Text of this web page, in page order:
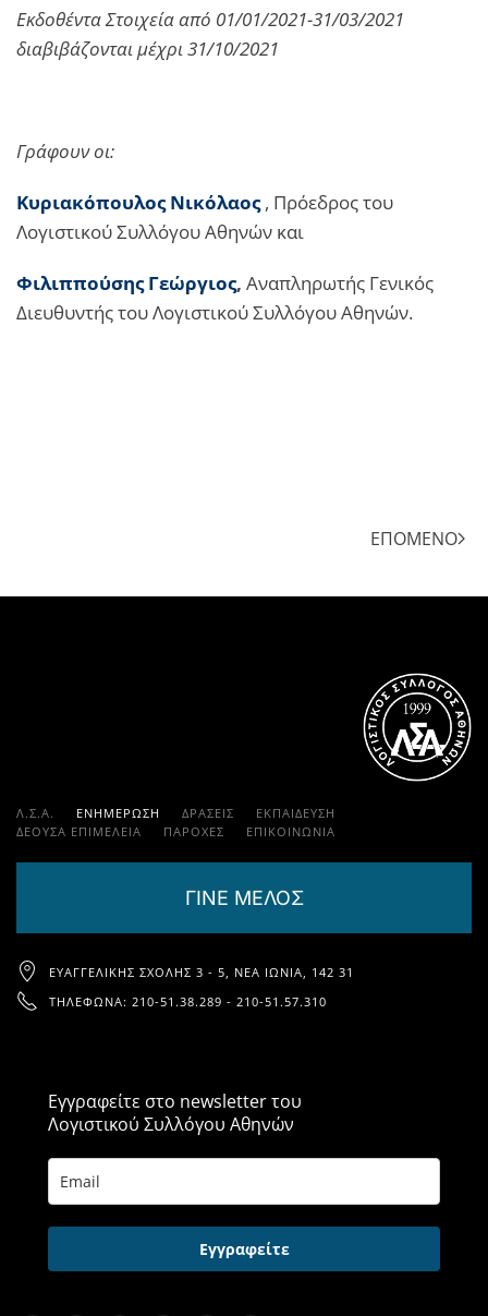
Εκδοθέντα Στοιχεία από 01/01/2021-31/03/2021
διαβιβάζονται μέχρι 31/10/2021
Γράφουν οι:
Κυριακόπουλος Νικόλαος, Πρόεδρος του
Λογιστικού Συλλόγου Αθηνών και
Φιλιππούσης Γεώργιος, Αναπληρωτής Γενικός
Διευθυντής του Λογιστικού Συλλόγου Αθηνών.
ΕΠΌΜΕΝΟ
Λ.Σ.Α. ΕΝΗΜΕΡΩΣΗ ΔΡΑΣΕΙΣ
ΕΚΠΑΊΔΕΥΣΗ
ΔΕΟΥΣΑ ΕΠΙΜΕΛΕΙΑ
ΠΑΡΟΧΈΣ ΕΠΙΚΟΙΝΩΝΊΑ
ΓΙΝΕ ΜΕΛΟΣ
ΕΥΑΓΓΕΛΙΚΉΣ ΣΧΟΛΉΣ 3 - 5, ΝΈΑ ΙΩΝΊΑ, 142 31
ΤΗΛΈΦΩΝΑ: 210-51.38.289 - 210-51.57.310
Εγγραφείτε στο newsletter του
Λογιστικού Συλλόγου Αθηνών
Εγγραφείτε